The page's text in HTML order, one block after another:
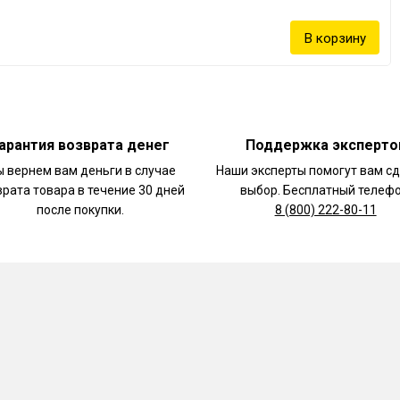
— все
большую гарантию.
возврата денег
вернем вам деньги в случае
товара в течение 30 дней
после покупки.
Поддержка
Наши эксперты помогут вам
выбор. Бесплатный
8 (800) 222-80-11